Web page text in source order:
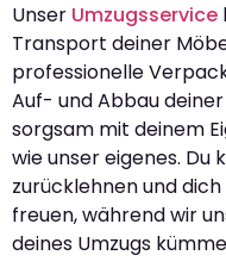
Unser Umzugsservice
Transport deiner
professionelle
Auf- und Abbau
sorgsam mit deinem
wie unser eigenes.
zurücklehnen und
freuen, während wir
deines Umzugs